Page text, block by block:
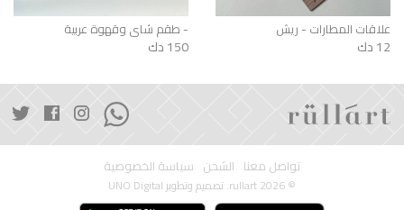
علاقات المطارات - ريش
12 دك
طقم شاي وقهوة عربية -
150 دك
تواصل معنا الشحن سياسة الخصوصية
© 2026 rullart. تصميم وتطوير UNO Digital